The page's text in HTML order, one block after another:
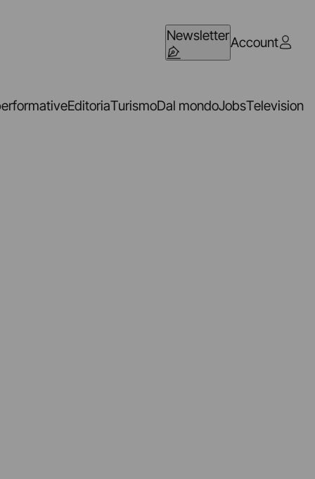
NewsletterAccount
EditoriaTurismoDal mondoJobsTelevision